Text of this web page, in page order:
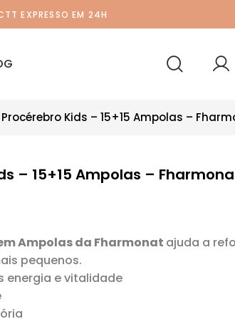
EXPRESSO EM 24H
Procérebro Kids – 15+15 Ampolas –
– 15+15 Ampolas –
Ampolas da Fharmonat ajuda a
pequenos.
energia e vitalidade